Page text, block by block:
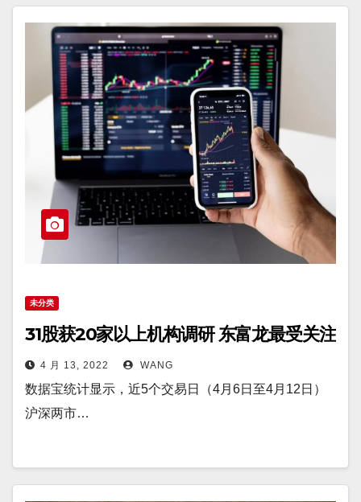
未分类
31股获20家以上机构调研 东富龙最受关注
4 月 13, 2022 WANG
数据宝统计显示，近5个交易日（4月6日至4月12日）
沪深两市…